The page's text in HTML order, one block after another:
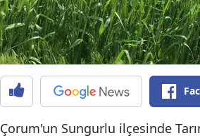
Çorum'un Sungurlu ilçesinde